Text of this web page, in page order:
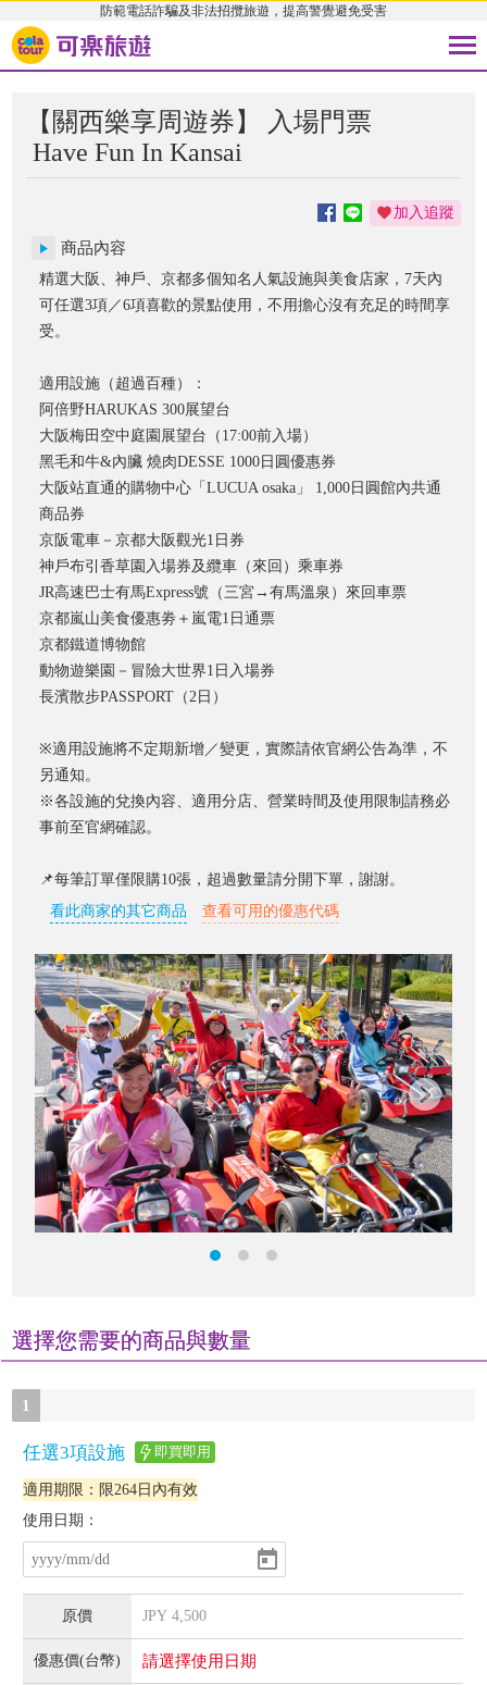
防範電話詐騙及非法招攬旅遊，提高警覺避免受害
【關西樂享周遊券】 入場門票
Have Fun In Kansai
加入追蹤
商品內容
精選大阪、神戶、京都多個知名人氣設施與美食店家，7天內
可任選3項／6項喜歡的景點使用，不用擔心沒有充足的時間享
受。
適用設施（超過百種）：
阿倍野HARUKAS 300展望台
大阪梅田空中庭園展望台（17:00前入場）
黑毛和牛&內臟 燒肉DESSE 1000日圓優惠券
大阪站直通的購物中心「LUCUA osaka」 1,000日圓館內共通
商品券
京阪電車－京都大阪觀光1日券
神戶布引香草園入場券及纜車（來回）乘車券
JR高速巴士有馬Express號（三宮→有馬溫泉）來回車票
京都嵐山美食優惠劵＋嵐電1日通票
京都鐵道博物館
動物遊樂園－冒險大世界1日入場券
長濱散步PASSPORT（2日）
※適用設施將不定期新增／變更，實際請依官網公告為準，不
另通知。
※各設施的兌換內容、適用分店、營業時間及使用限制請務必
事前至官網確認。
📌每筆訂單僅限購10張，超過數量請分開下單，謝謝。
看此商家的其它商品
查看可用的優惠代碼
選擇您需要的商品與數量
1
任選3項設施 即買即用
適用期限：限264日內有效
使用日期：
JPY 4,500
請選擇使用日期